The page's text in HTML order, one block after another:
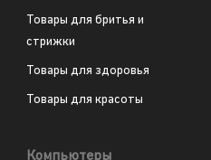
Товары для бритья и
стрижки
Товары для здоровья
Товары для красоты
Компьютеры